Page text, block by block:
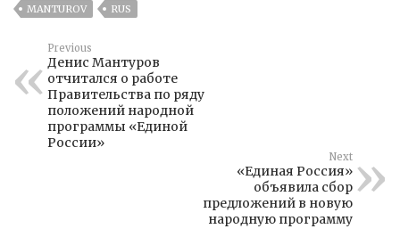
MANTUROV
RUS
Previous
Денис Мантуров
отчитался о работе
Правительства по ряду
положений народной
программы «Единой
России»
Next
«Единая Россия»
объявила сбор
предложений в новую
народную программу